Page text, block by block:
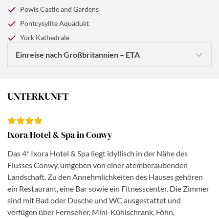
Powis Castle and Gardens
Pontcysyllte Aquädukt
York Kathedrale
Einreise nach Großbritannien – ETA
Großbritannien (GB) einreisen können, benötigen ab
(ETA). Diese Genehmigung ist elektronisch mit Ihrem
Reisepass verknüpft und gestattet Ihnen die Einreise in
das Vereinigte Königreich.
Die ETA benötigen Sie sowohl für die Ein- als auch für
die Durchreise von GB.
EU-Bürger können die elektronische Reisegenehmigung
seit dem 5. März 2025 über die britische ETA-App
beantragen. Die App (bunte Krone auf weißem
UNTERKUNFT
Ixora Hotel & Spa in Conwy
Das 4* Ixora Hotel & Spa liegt idyllisch in der Nähe des
Flusses Conwy, umgeben von einer atemberaubenden
Landschaft. Zu den Annehmlichkeiten des Hauses gehören
ein Restaurant, eine Bar sowie ein Fitnesscenter. Die Zimmer
sind mit Bad oder Dusche und WC ausgestattet und
verfügen über Fernseher, Mini-Kühlschrank, Föhn,